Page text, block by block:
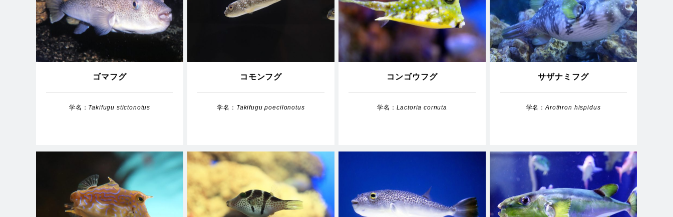
ゴマフグ
学名： Takifugu stictonotus
コモンフグ
学名： Takifugu poecilonotus
コンゴウフグ
学名： Lactoria cornuta
サザナミフグ
学名：Arothron hispidus